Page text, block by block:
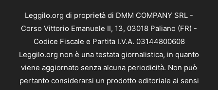
Leggilo.org di proprietà di DMM COMPANY SRL -
Corso Vittorio Emanuele II, 13, 03018 Paliano (FR) -
Codice Fiscale e Partita I.V.A. 03144800608
Leggilo.org non è una testata giornalistica, in quanto
viene aggiornato senza alcuna periodicità. Non può
pertanto considerarsi un prodotto editoriale ai sensi